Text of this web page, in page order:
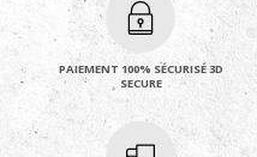
PAIEMENT 100% SÉCURISÉ 3D
SECURE